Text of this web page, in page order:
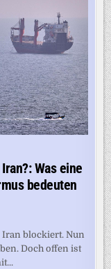
Was eine
bedeuten
blockiert. Nun
Doch offen ist